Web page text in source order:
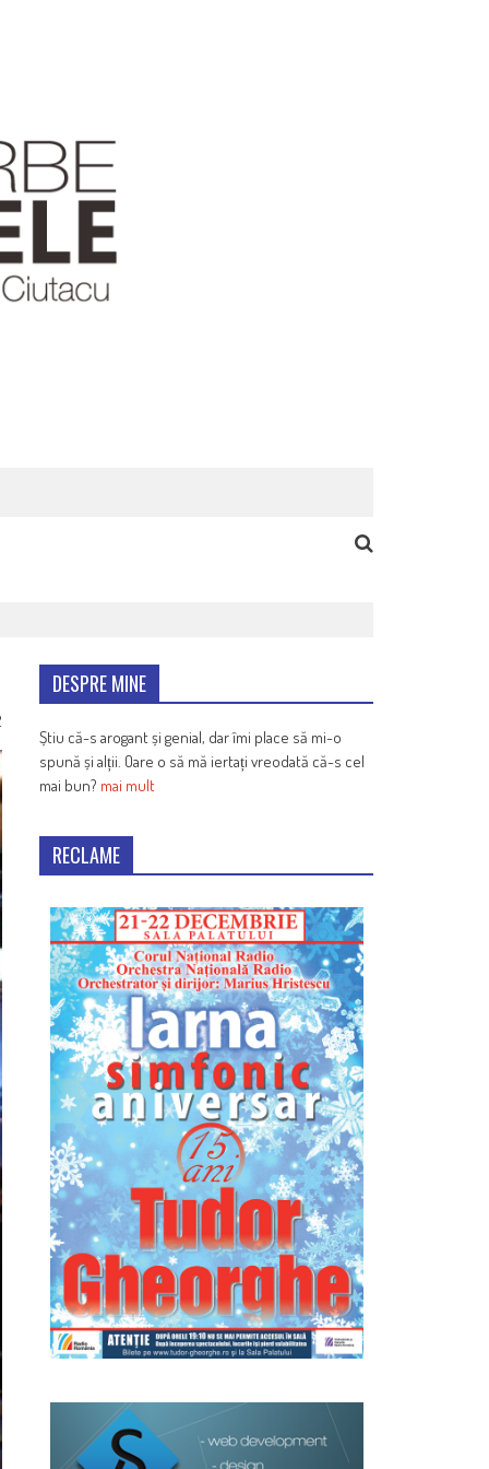
DESPRE MINE
Știu că-s arogant și genial, dar îmi place să mi-o
spună și alții. Oare o să mă iertați vreodată că-s cel
mai bun? mai mult
RECLAME